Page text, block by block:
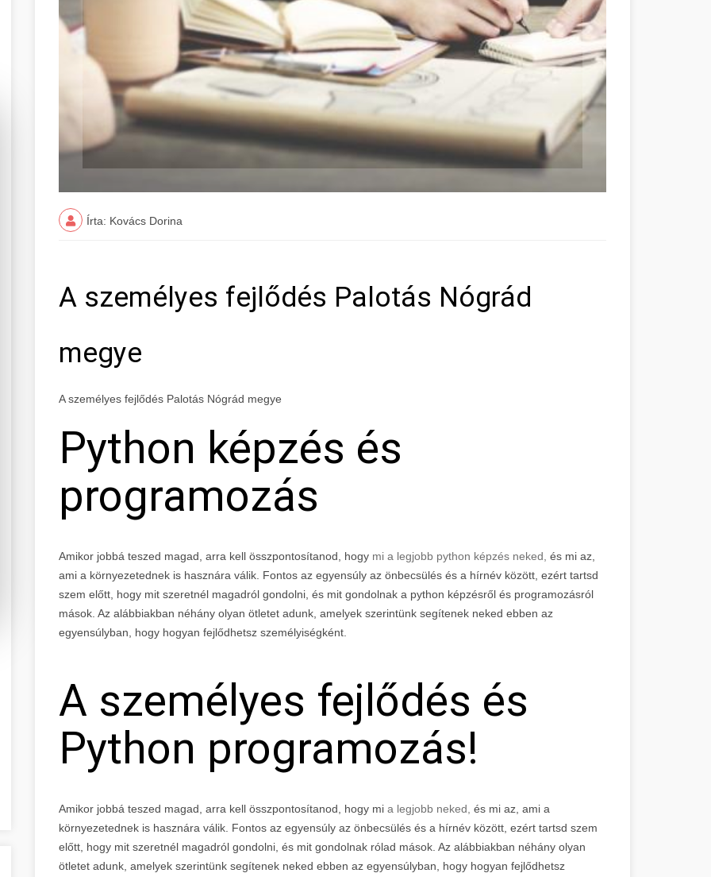
Írta: Kovács Dorina
A személyes fejlődés Palotás Nógrád
megye
A személyes fejlődés Palotás Nógrád megye
Python képzés és
programozás
Amikor jobbá teszed magad, arra kell összpontosítanod, hogy mi a legjobb python képzés neked, és mi az,
ami a környezetednek is hasznára válik. Fontos az egyensúly az önbecsülés és a hírnév között, ezért tartsd
szem előtt, hogy mit szeretnél magadról gondolni, és mit gondolnak a python képzésről és programozásról
mások. Az alábbiakban néhány olyan ötletet adunk, amelyek szerintünk segítenek neked ebben az
egyensúlyban, hogy hogyan fejlődhetsz személyiségként.
A személyes fejlődés és
Python programozás!
Amikor jobbá teszed magad, arra kell összpontosítanod, hogy mi a legjobb neked, és mi az, ami a
környezetednek is hasznára válik. Fontos az egyensúly az önbecsülés és a hírnév között, ezért tartsd szem
előtt, hogy mit szeretnél magadról gondolni, és mit gondolnak rólad mások. Az alábbiakban néhány olyan
ötletet adunk, amelyek szerintünk segítenek neked ebben az egyensúlyban, hogy hogyan fejlődhetsz